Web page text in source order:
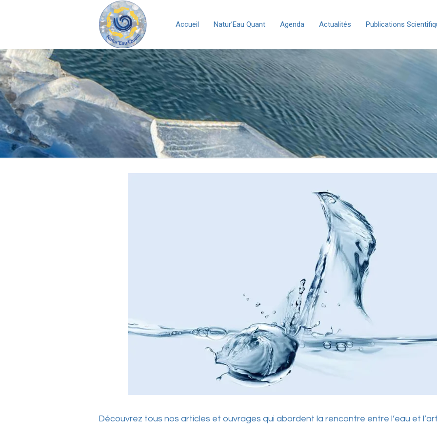
Accueil Natur’Eau Quant Agenda Actualités Publications
Découvrez tous nos articles et ouvrages qui abordent la rencontre entre l’eau et